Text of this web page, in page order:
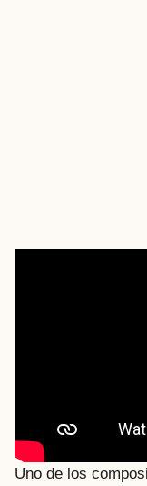
Uno de los